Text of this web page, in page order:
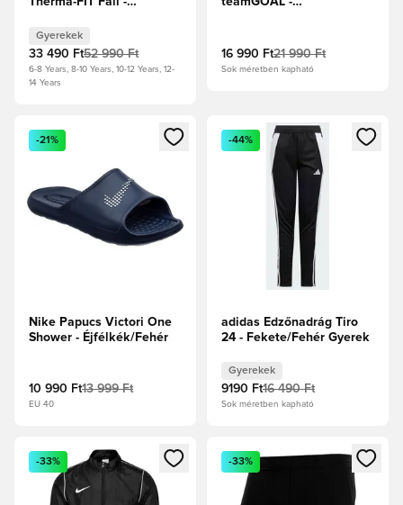
Gyerekek
33 490 Ft52 990 Ft
6-8 Years, 8-10 Years, 10-12 Years, 12-
14 Years
16 990 Ft21 990 Ft
Sok méretben kapható
Megnyit egy modált a bejelentkezéshez vagy a tagként
-21%
Nike Papucs Victori One
Shower - Éjfélkék/Fehér
10 990 Ft13 999 Ft
EU 40
Megnyit egy modált a
-44%
adidas Edzőnadrág Tiro
24 - Fekete/Fehér Gyerek
Gyerekek
9190 Ft16 490 Ft
Sok méretben kapható
Megnyit egy modált a bejelentkezéshez vagy a tagként
-33%
Megnyit egy modált a
-33%